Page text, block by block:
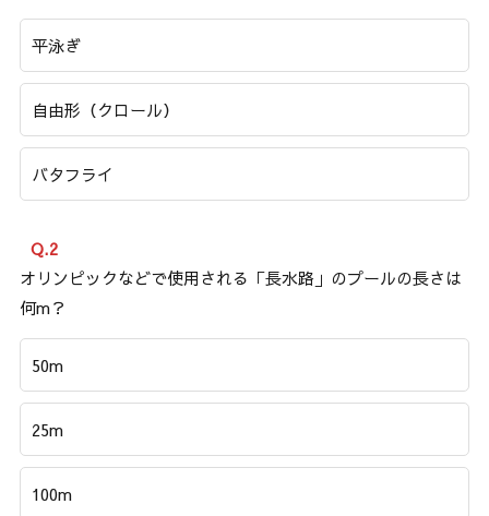
平泳ぎ
自由形（クロール）
バタフライ
Q.2
オリンピックなどで使用される「長水路」のプールの長さは
何m？
50m
25m
100m